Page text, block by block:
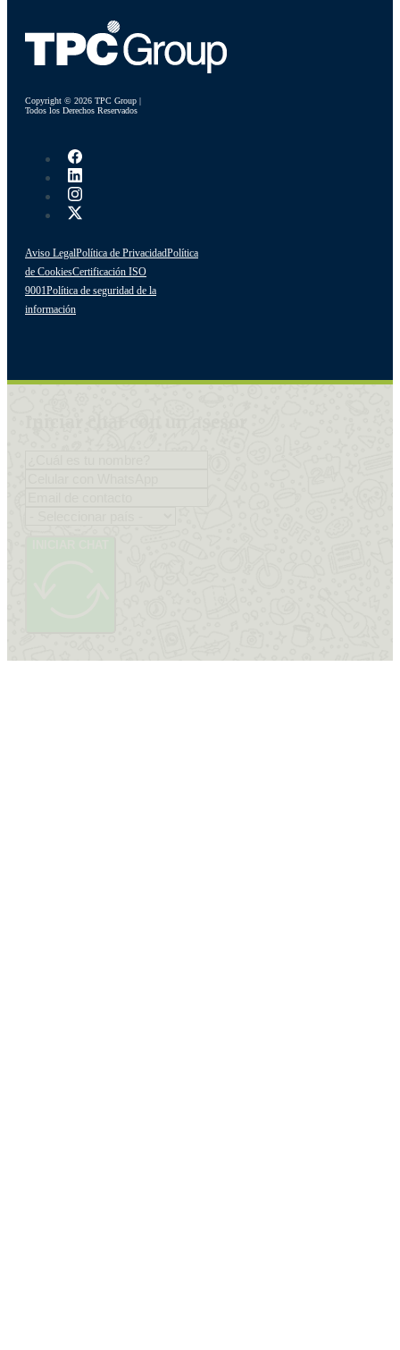
Copyright © 2026 TPC Group |
Todos los Derechos Reservados
Aviso LegalPolítica de PrivacidadPolítica
de CookiesCertificación ISO
9001Política de seguridad de la
información